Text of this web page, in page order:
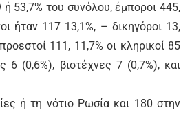
53,7% του συνόλου, έμποροι 445,
ήταν 117 13,1%, – δικηγόροι 13,
111, 11,7% οι κληρικοί 85
6 (0,6%), βιοτέχνες 7 (0,7%), και
ή τη νότιο Ρωσία και 180 στην